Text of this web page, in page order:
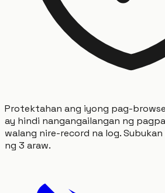
Protektahan ang iyong pag-
ay hindi nangangailangan ng
walang nire-record na log.
ng 3 araw.